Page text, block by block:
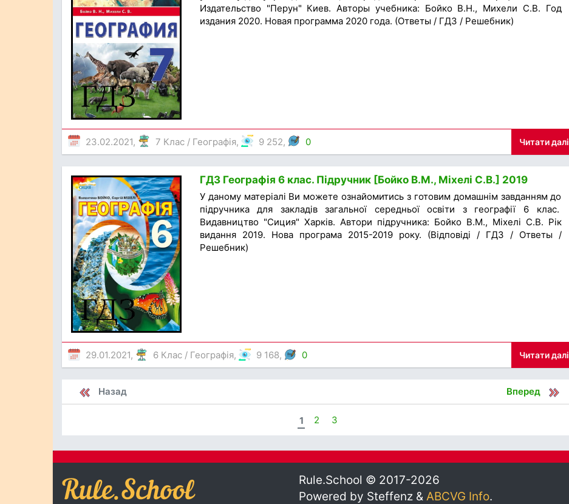
Издательство "Перун" Киев. Авторы учебника: Бойко В.Н., Михели С.В. Год
издания 2020. Новая программа 2020 года. (Ответы / ГДЗ / Решебник)
23.02.2021, 7 Клас / Географія, 9 252, 0 Читати далі
ГДЗ Географія 6 клас. Підручник [Бойко В.М., Міхелі С.В.] 2019
У даному матеріалі Ви можете ознайомитись з готовим домашнім завданням до
підручника для закладів загальної середньої освіти з географії 6 клас.
Видавництво "Сиция" Харків. Автори підручника: Бойко В.М., Міхелі С.В. Рік
видання 2019. Нова програма 2015-2019 року. (Відповіді / ГДЗ / Ответы /
Решебник)
29.01.2021, 6 Клас / Географія, 9 168, 0 Читати далі
Назад Вперед
1 2 3
Rule.School © 2017-2026
Powered by Steffenz & ABCVG Info.